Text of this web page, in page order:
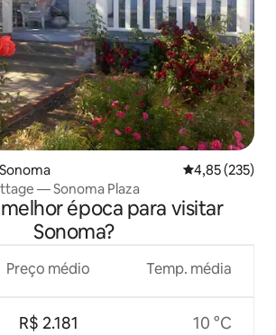
4,85 de uma
4,85 (235)
— Sonoma Plaza
época para visitar
Sonoma?
Preço médio
R$ 2.181
Temp. média
10 °C